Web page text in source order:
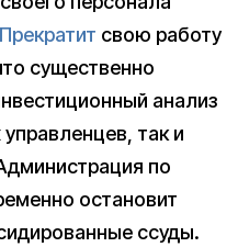
Прекратит свою работу
существенно
анализ
так и
по
остановит
ссуды.